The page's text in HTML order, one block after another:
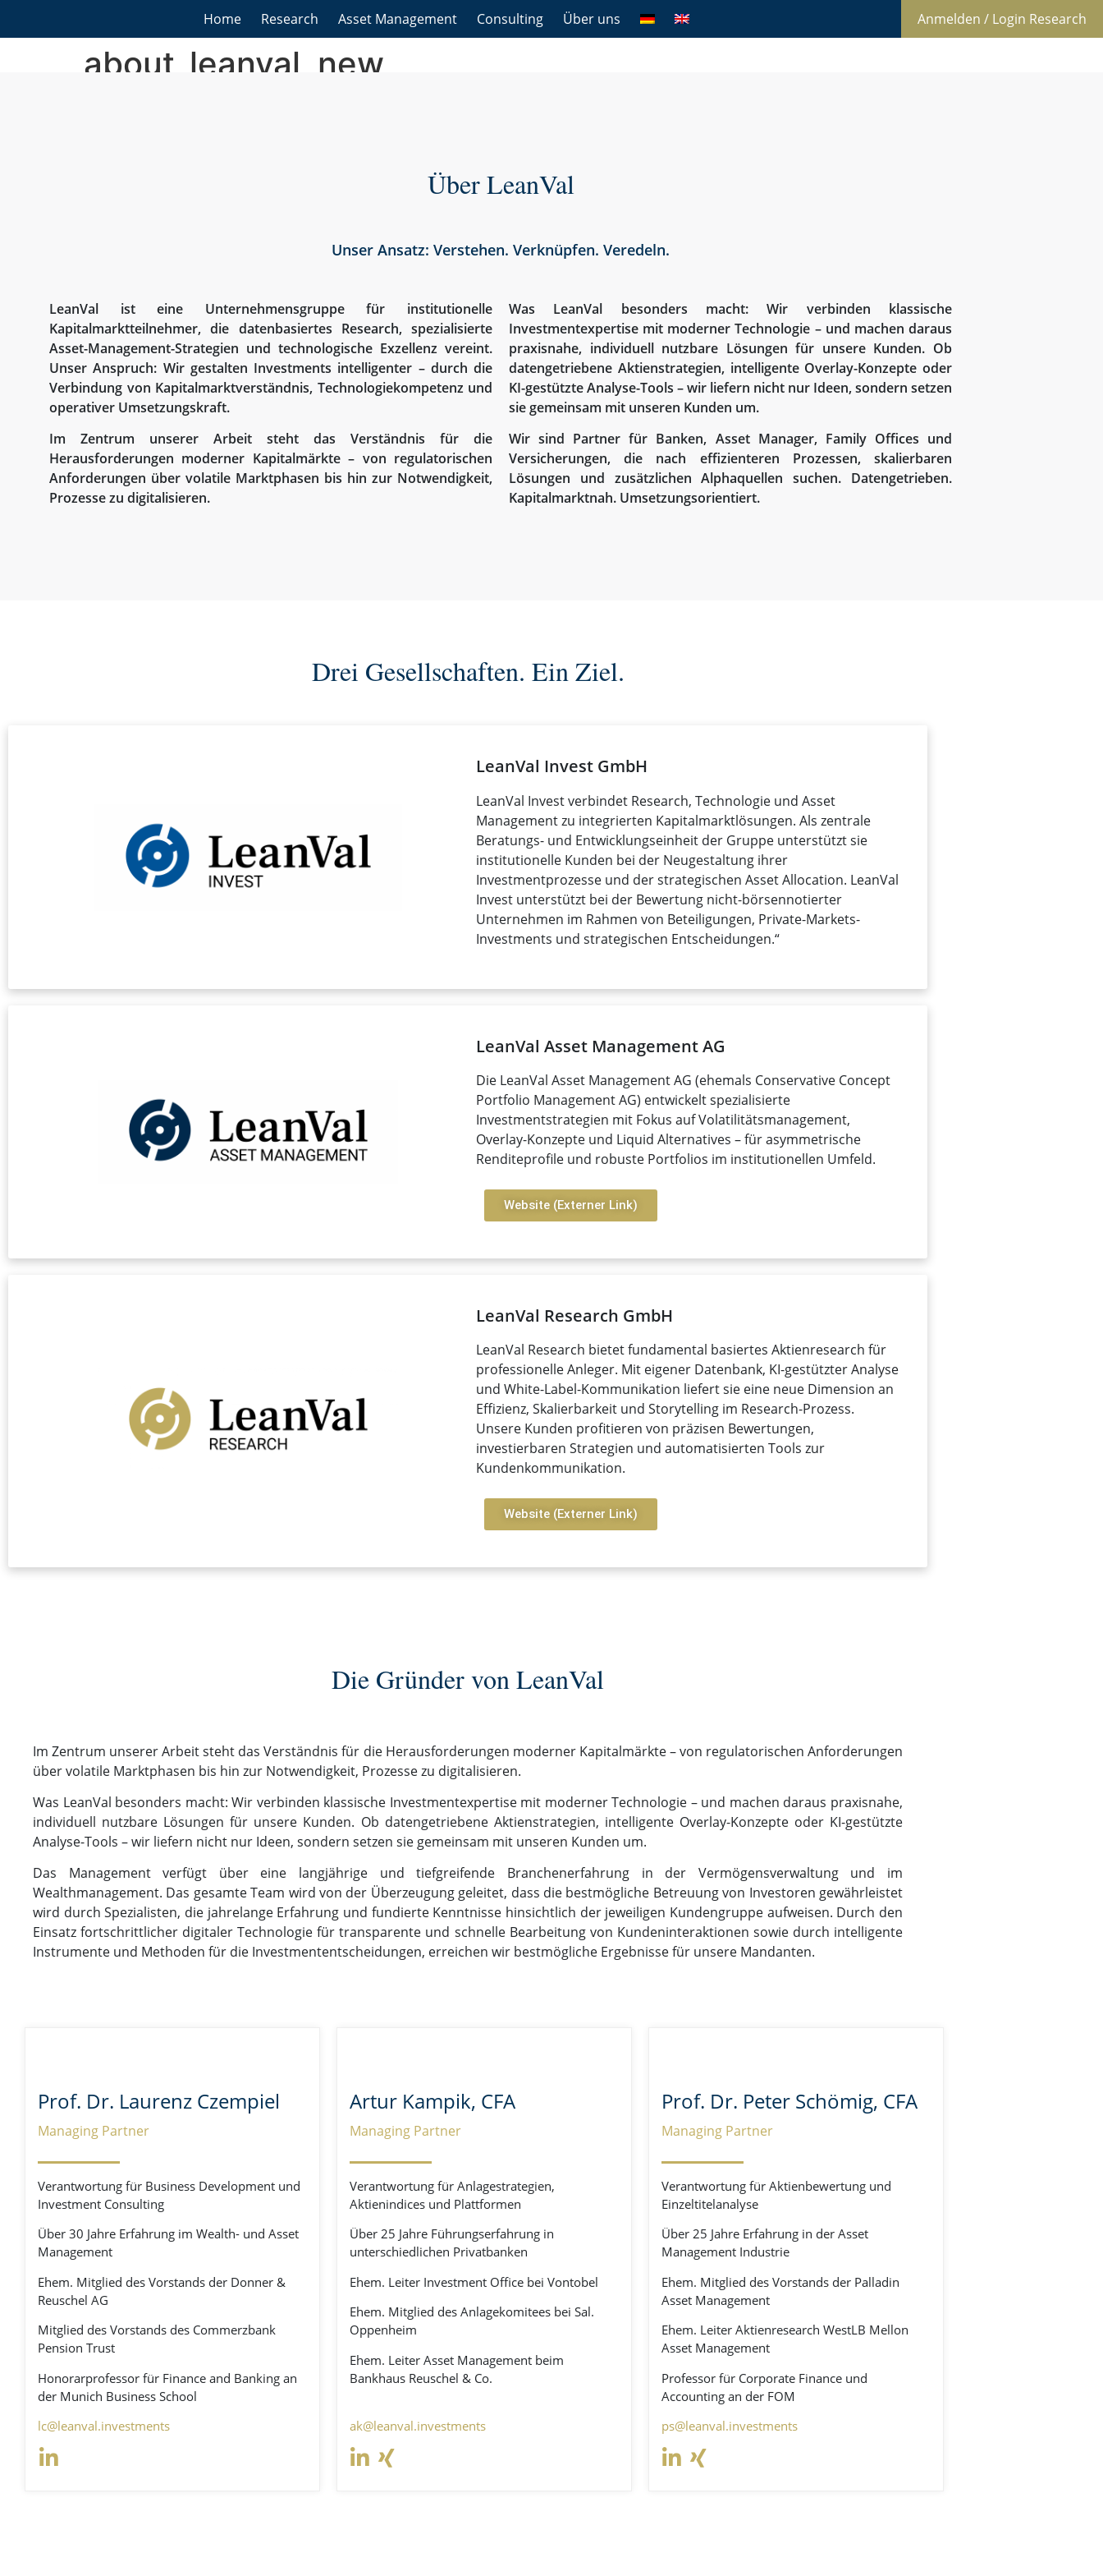
Home Research Asset Management Consulting Über uns Anmelden / Login Research
about_leanval_new
Über LeanVal
Unser Ansatz: Verstehen. Verknüpfen. Veredeln.
LeanVal ist eine Unternehmensgruppe für institutionelle
Kapitalmarktteilnehmer, die datenbasiertes Research, spezialisierte
Asset-Management-Strategien und technologische Exzellenz vereint.
Unser Anspruch: Wir gestalten Investments intelligenter – durch die
Verbindung von Kapitalmarktverständnis, Technologiekompetenz und
operativer Umsetzungskraft.
Im Zentrum unserer Arbeit steht das Verständnis für die
Herausforderungen moderner Kapitalmärkte – von regulatorischen
Anforderungen über volatile Marktphasen bis hin zur Notwendigkeit,
Prozesse zu digitalisieren.
Was LeanVal besonders macht: Wir verbinden klassische
Investmentexpertise mit moderner Technologie – und machen daraus
praxisnahe, individuell nutzbare Lösungen für unsere Kunden. Ob
datengetriebene Aktienstrategien, intelligente Overlay-Konzepte oder
KI-gestützte Analyse-Tools – wir liefern nicht nur Ideen, sondern setzen
sie gemeinsam mit unseren Kunden um.
Wir sind Partner für Banken, Asset Manager, Family Offices und
Versicherungen, die nach effizienteren Prozessen, skalierbaren
Lösungen und zusätzlichen Alphaquellen suchen. Datengetrieben.
Kapitalmarktnah. Umsetzungsorientiert.
Drei Gesellschaften. Ein Ziel.
LeanVal Invest GmbH
LeanVal Invest verbindet Research, Technologie und Asset
Management zu integrierten Kapitalmarktlösungen. Als zentrale
Beratungs- und Entwicklungseinheit der Gruppe unterstützt sie
institutionelle Kunden bei der Neugestaltung ihrer
Investmentprozesse und der strategischen Asset Allocation. LeanVal
Invest unterstützt bei der Bewertung nicht-börsennotierter
Unternehmen im Rahmen von Beteiligungen, Private-Markets-
Investments und strategischen Entscheidungen.“
LeanVal Asset Management AG
Die LeanVal Asset Management AG (ehemals Conservative Concept
Portfolio Management AG) entwickelt spezialisierte
Investmentstrategien mit Fokus auf Volatilitätsmanagement,
Overlay-Konzepte und Liquid Alternatives – für asymmetrische
Renditeprofile und robuste Portfolios im institutionellen Umfeld.
Website (Externer Link)
LeanVal Research GmbH
LeanVal Research bietet fundamental basiertes Aktienresearch für
professionelle Anleger. Mit eigener Datenbank, KI-gestützter Analyse
und White-Label-Kommunikation liefert sie eine neue Dimension an
Effizienz, Skalierbarkeit und Storytelling im Research-Prozess.
Unsere Kunden profitieren von präzisen Bewertungen,
investierbaren Strategien und automatisierten Tools zur
Kundenkommunikation.
Website (Externer Link)
Die Gründer von LeanVal
Im Zentrum unserer Arbeit steht das Verständnis für die Herausforderungen moderner Kapitalmärkte – von regulatorischen Anforderungen
über volatile Marktphasen bis hin zur Notwendigkeit, Prozesse zu digitalisieren.
Was LeanVal besonders macht: Wir verbinden klassische Investmentexpertise mit moderner Technologie – und machen daraus praxisnahe,
individuell nutzbare Lösungen für unsere Kunden. Ob datengetriebene Aktienstrategien, intelligente Overlay-Konzepte oder KI-gestützte
Analyse-Tools – wir liefern nicht nur Ideen, sondern setzen sie gemeinsam mit unseren Kunden um.
Das Management verfügt über eine langjährige und tiefgreifende Branchenerfahrung in der Vermögensverwaltung und im
Wealthmanagement. Das gesamte Team wird von der Überzeugung geleitet, dass die bestmögliche Betreuung von Investoren gewährleistet
wird durch Spezialisten, die jahrelange Erfahrung und fundierte Kenntnisse hinsichtlich der jeweiligen Kundengruppe aufweisen. Durch den
Einsatz fortschrittlicher digitaler Technologie für transparente und schnelle Bearbeitung von Kundeninteraktionen sowie durch intelligente
Instrumente und Methoden für die Investmententscheidungen, erreichen wir bestmögliche Ergebnisse für unsere Mandanten.
Prof. Dr. Laurenz Czempiel
Managing Partner
Verantwortung für Business Development und
Investment Consulting
Über 30 Jahre Erfahrung im Wealth- und Asset
Management
Ehem. Mitglied des Vorstands der Donner &
Reuschel AG
Mitglied des Vorstands des Commerzbank
Pension Trust
Honorarprofessor für Finance and Banking an
der Munich Business School
lc@leanval.investments
Artur Kampik, CFA
Managing Partner
Verantwortung für Anlagestrategien,
Aktienindices und Plattformen
Über 25 Jahre Führungserfahrung in
unterschiedlichen Privatbanken
Ehem. Leiter Investment Office bei Vontobel
Ehem. Mitglied des Anlagekomitees bei Sal.
Oppenheim
Ehem. Leiter Asset Management beim
Bankhaus Reuschel & Co.
ak@leanval.investments
Prof. Dr. Peter Schömig, CFA
Managing Partner
Verantwortung für Aktienbewertung und
Einzeltitelanalyse
Über 25 Jahre Erfahrung in der Asset
Management Industrie
Ehem. Mitglied des Vorstands der Palladin
Asset Management
Ehem. Leiter Aktienresearch WestLB Mellon
Asset Management
Professor für Corporate Finance und
Accounting an der FOM
ps@leanval.investments